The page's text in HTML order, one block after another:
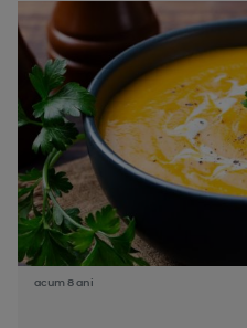
acum 8 ani